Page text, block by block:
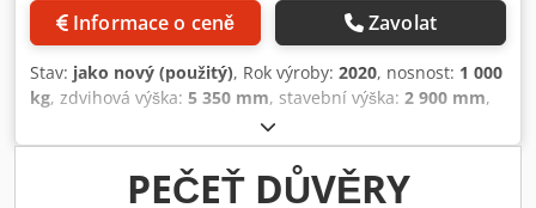
Informace o ceně Zavolat
Stav: jako nový (použitý), Rok výroby: 2020, nosnost: 1 000
kg, zdvihová výška: 5 350 mm, stavební výška: 2 900 mm,
, typ paliva:
stožáru:duplex, Výrobce + model: STILL EK-X 10 Stožár:
2W5350 ID: 25081.5290 Kategorie: Demo Stožár: 2W
Crsdpfx Aszq Ug Dsm Eef Snížená výška: 2900 mm Výška
PEČEŤ DŮVĚRY